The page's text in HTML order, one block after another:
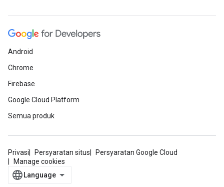
Android
Chrome
Firebase
Google Cloud Platform
Semua produk
Privasi Persyaratan situs
Persyaratan Google Cloud
Manage cookies